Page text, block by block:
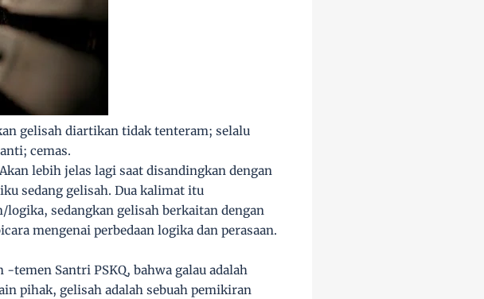
gelisah diartikan tidak tenteram; selalu
cemas.
lebih jelas lagi saat disandingkan dengan
sedang gelisah. Dua kalimat itu
logika, sedangkan gelisah berkaitan dengan
mengenai perbedaan logika dan perasaan.
temen Santri PSKQ, bahwa galau adalah
pihak, gelisah adalah sebuah pemikiran